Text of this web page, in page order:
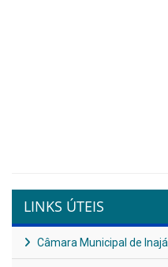
LINKS ÚTEIS
Câmara Municipal de Inajá